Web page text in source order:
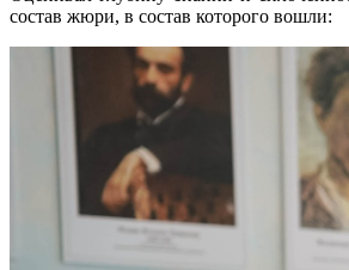
состав жюри, в состав которого вошли: